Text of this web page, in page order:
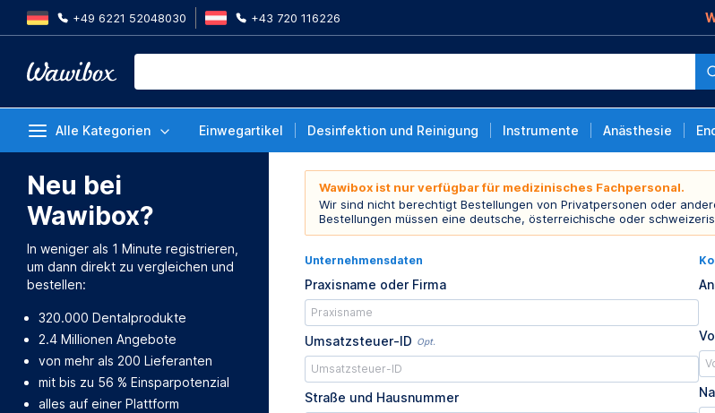
+49 6221 52048030 +43 720 116226
Alle Kategorien Einwegartikel Desinfektion und Reinigung Instrumente Anästhesie
Neu bei
Wawibox?
In weniger als 1 Minute registrieren,
um dann direkt zu vergleichen und
bestellen:
320.000 Dentalprodukte
2.4 Millionen Angebote
von mehr als 200 Lieferanten
mit bis zu 56 % Einsparpotenzial
alles auf einer Plattform
Wawibox ist nur verfügbar für medizinisches Fachpersonal.
Wir sind nicht berechtigt Bestellungen von Privatpersonen oder
Bestellungen müssen eine deutsche, österreichische oder
Unternehmensdaten
Praxisname oder Firma
Umsatzsteuer-ID Opt.
Straße und Hausnummer